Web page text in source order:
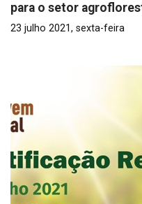
para o setor
23 julho 2021, sexta-feira